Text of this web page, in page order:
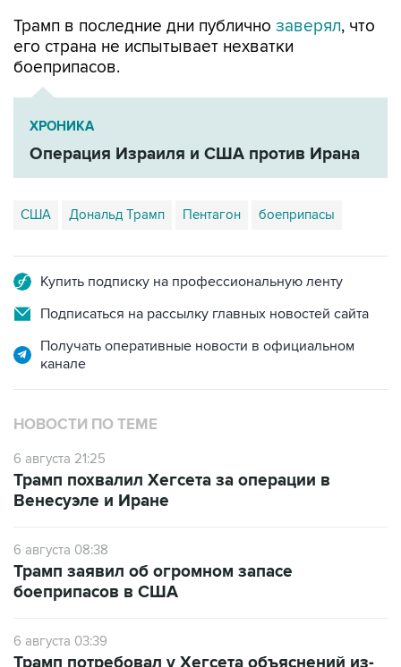
Трамп в последние дни публично заверял, что
его страна не испытывает нехватки
боеприпасов.
ХРОНИКА
Операция Израиля и США против Ирана
США Дональд Трамп Пентагон боеприпасы
Купить подписку на профессиональную ленту
Подписаться на рассылку главных новостей сайта
Получать оперативные новости в официальном
канале
НОВОСТИ ПО ТЕМЕ
6 августа 21:25
Трамп похвалил Хегсета за операции в
Венесуэле и Иране
6 августа 08:38
Трамп заявил об огромном запасе
боеприпасов в США
6 августа 03:39